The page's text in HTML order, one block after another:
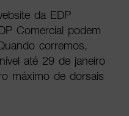
da EDP
Comercial podem
corremos,
até 29 de janeiro
máximo de dorsais